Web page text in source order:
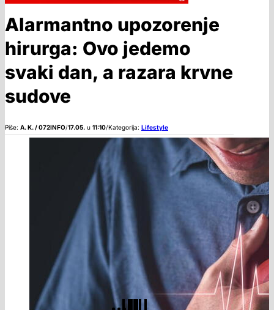
Alarmantno upozorenje
hirurga: Ovo jedemo
svaki dan, a razara krvne
sudove
Piše: A. K. / 072INFO/17.05. u 11:10/Kategorija: Lifestyle